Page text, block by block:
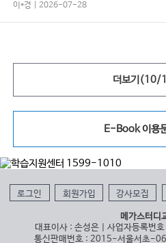
이*경 | 2026-07-28
더보기(10/
E-Book 이용
로그인 회원가입 강사모집
메가스터디
대표이사 : 손성은 | 사업자등록
통신판매번호 : 2015-서울서초-